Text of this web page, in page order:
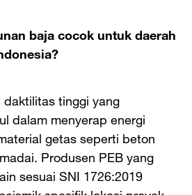
baja cocok untuk daerah
tinggi yang
dalam menyerap energi
getas seperti beton
Produsen PEB yang
sesuai SNI 1726:2019